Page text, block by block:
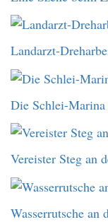
Landarzt-
Die Schlei-
Vereister Steg an
Wasserrutsche an